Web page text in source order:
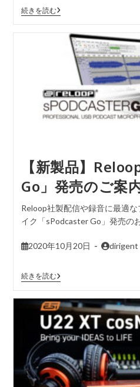
続きを読む
【新製品】
Go」発売のご案
Reloop社製配信や録音に最適
イク「sPodcaster Go」発売の
2020年10月20日 dirigent
続きを読む